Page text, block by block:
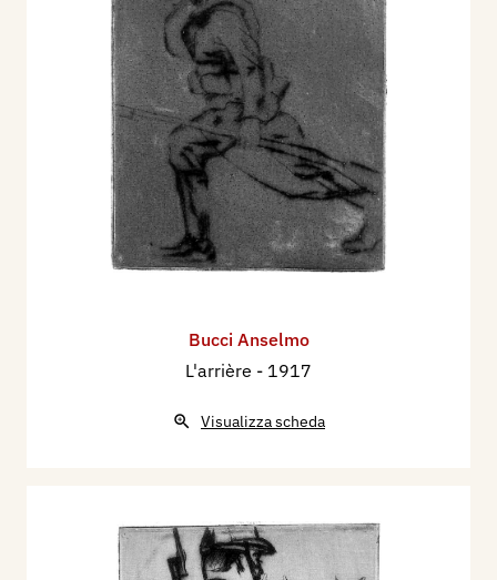
Bucci Anselmo
L'arrière - 1917
Visualizza scheda